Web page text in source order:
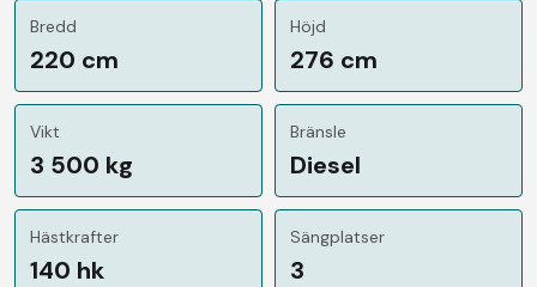
Bredd
220 cm
Höjd
276 cm
Vikt
3 500 kg
Bränsle
Diesel
Hästkrafter
140 hk
Sängplatser
3